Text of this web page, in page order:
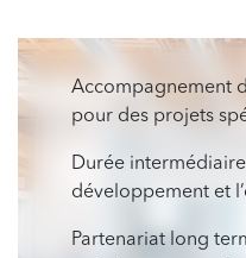
Accompagnement
pour des projets
Durée
développement et
Partenariat long